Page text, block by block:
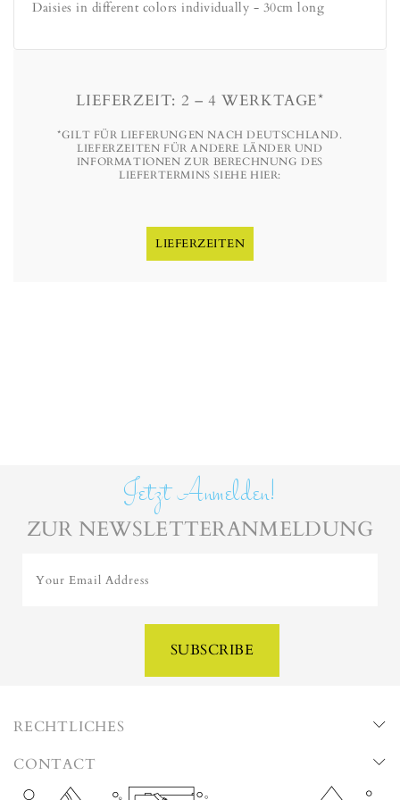
Daisies in different colors individually - 30cm long
LIEFERZEIT: 2 – 4 WERKTAGE*
*GILT FÜR LIEFERUNGEN NACH DEUTSCHLAND.
LIEFERZEITEN FÜR ANDERE LÄNDER UND
INFORMATIONEN ZUR BERECHNUNG DES
LIEFERTERMINS SIEHE HIER:
LIEFERZEITEN
Jetzt Anmelden!
ZUR NEWSLETTERANMELDUNG
Your Email Address
SUBSCRIBE
RECHTLICHES
CONTACT